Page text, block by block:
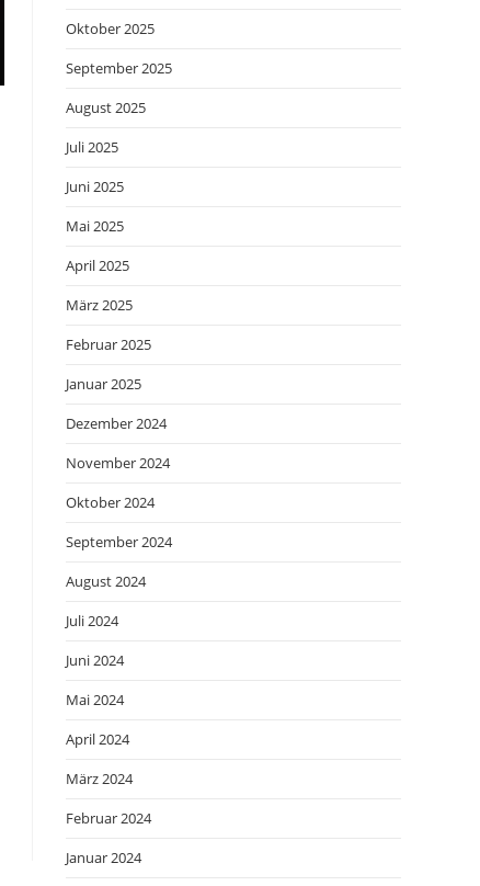
Oktober 2025
September 2025
August 2025
Juli 2025
Juni 2025
Mai 2025
April 2025
März 2025
Februar 2025
Januar 2025
Dezember 2024
November 2024
Oktober 2024
September 2024
August 2024
Juli 2024
Juni 2024
Mai 2024
April 2024
März 2024
Februar 2024
Januar 2024